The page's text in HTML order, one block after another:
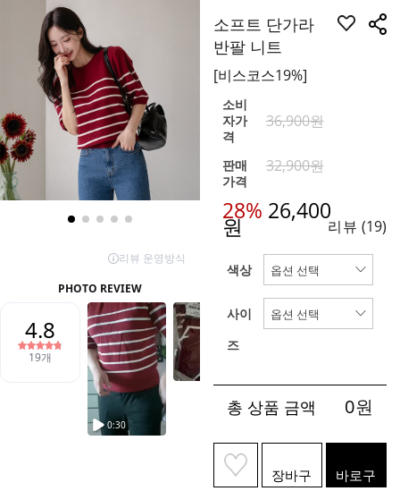
소프트 단가라
반팔 니트
[비스코스19%]
소비
자가
격
36,900원
판매
가격
32,900원
28% 26,400
원 리뷰 (19)
색상
사이
즈
총 상품 금액 0원
장바구 바로구